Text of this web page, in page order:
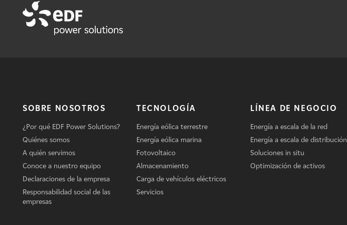
SOBRE NOSOTROS
¿Por qué EDF Power Solutions?
Quiénes somos
A quién servimos
Conoce a nuestro equipo
Declaraciones de la empresa
Responsabilidad social de las
empresas
TECNOLOGÍA
Energía eólica terrestre
Energía eólica marina
Fotovoltaico
Almacenamiento
Carga de vehículos eléctricos
Servicios
LÍNEA DE NEGOCIO
Energía a escala de la red
Energía a escala de distribución
Soluciones in situ
Optimización de activos